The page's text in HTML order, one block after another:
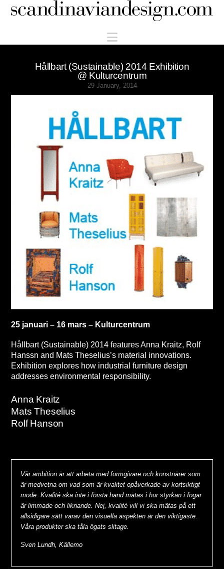
Scandinaviandesign.com
Navigation
Hållbart (Sustainable) 2014 Exhibition
@ Kulturcentrum
29 January, 2014
25 januari – 16 mars – Kulturcentrum
Hållbart (Sustainable) 2014 features Anna Kraitz, Rolf
Hanssn and Mats Theselius’s material innovations.
Exhibition explores how industrial furniture design
addresses environmental responsibility.
Anna Kraitz
Mats Theselius
Rolf Hanson
Vår ambition är att arbeta med formgivare och konstnärer som
är medvetna om vad som är kvalitet opåverkade av kortsiktigt
mode. Kvalité ska inte i första hand mätas i hur styrkan i fogar
är limmade och liknande. Nej, kvalité vill vi ska mätas på ett
allsidigare sätt varav den visuella aspekten är den viktigaste.
Våra produkter ska tåla ögats slitage.
Sven Lundh, Källemo